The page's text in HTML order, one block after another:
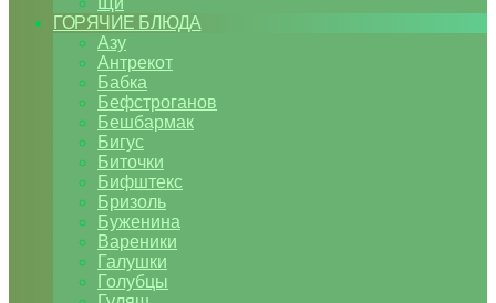
ГОРЯЧИЕ БЛЮДА
Азу
Антрекот
Бабка
Бефстроганов
Бешбармак
Бигус
Биточки
Бифштекс
Бризоль
Буженина
Вареники
Галушки
Голубцы